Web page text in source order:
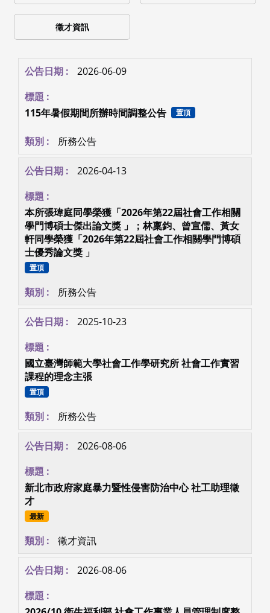
徵才資訊
2026-06-09
115年暑假期間所辦時間調整公告 置頂
所務公告
2026-04-13
本所張瑋庭同學榮獲「2026年第22屆社會工作相關
學門博碩士傑出論文獎 」；林稟鈞、曾宣儒、黃女
軒同學榮獲「2026年第22屆社會工作相關學門博碩
士優秀論文獎 」
置頂
所務公告
2025-10-23
國立臺灣師範大學社會工作學研究所 社會工作實習
課程的理念主張
置頂
所務公告
2026-08-06
新北市政府家庭暴力暨性侵害防治中心 社工助理徵
才
最新
徵才資訊
2026-08-06